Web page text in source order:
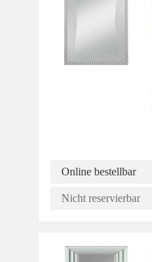
Online bestellbar
Nicht reservierbar